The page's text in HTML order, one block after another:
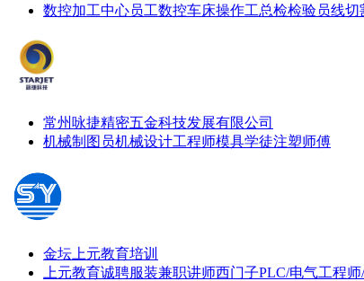
数控加工中心员工数控车床操作工总检检验员线切
常州咏捷精密五金科技发展有限公司
机械制图员机械设计工程师模具学徒注塑师傅
金坛上元教育培训
上元教育诚聘服装兼职讲师西门子PLC/电气工程